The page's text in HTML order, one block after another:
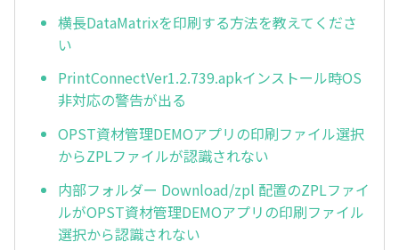
横長DataMatrixを印刷する方法を教えてくださ
い
PrintConnectVer1.2.739.apkインストール時OS
非対応の警告が出る
OPST資材管理DEMOアプリの印刷ファイル選択
からZPLファイルが認識されない
内部フォルダー Download/zpl 配置のZPLファイ
ルがOPST資材管理DEMOアプリの印刷ファイル
選択から認識されない